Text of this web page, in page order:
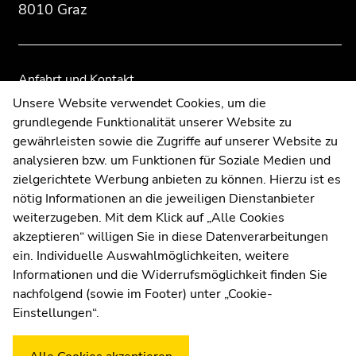
8010 Graz
Anfahrt und Kontakt
Kommunikation und Öffentlichkeitsarbeit
Moodle
UNIGRAZonline
Impressum
Datenschutzerklärung
Cookie-Einstellungen
Barrierefreiheitserklärung
WetterstationUni Graz
Unsere Website verwendet Cookies, um die
grundlegende Funktionalität unserer Website zu
gewährleisten sowie die Zugriffe auf unserer Website zu
analysieren bzw. um Funktionen für Soziale Medien und
zielgerichtete Werbung anbieten zu können. Hierzu ist es
nötig Informationen an die jeweiligen Dienstanbieter
weiterzugeben. Mit dem Klick auf „Alle Cookies
akzeptieren“ willigen Sie in diese Datenverarbeitungen
ein. Individuelle Auswahlmöglichkeiten, weitere
Informationen und die Widerrufsmöglichkeit finden Sie
nachfolgend (sowie im Footer) unter „Cookie-
Einstellungen“.